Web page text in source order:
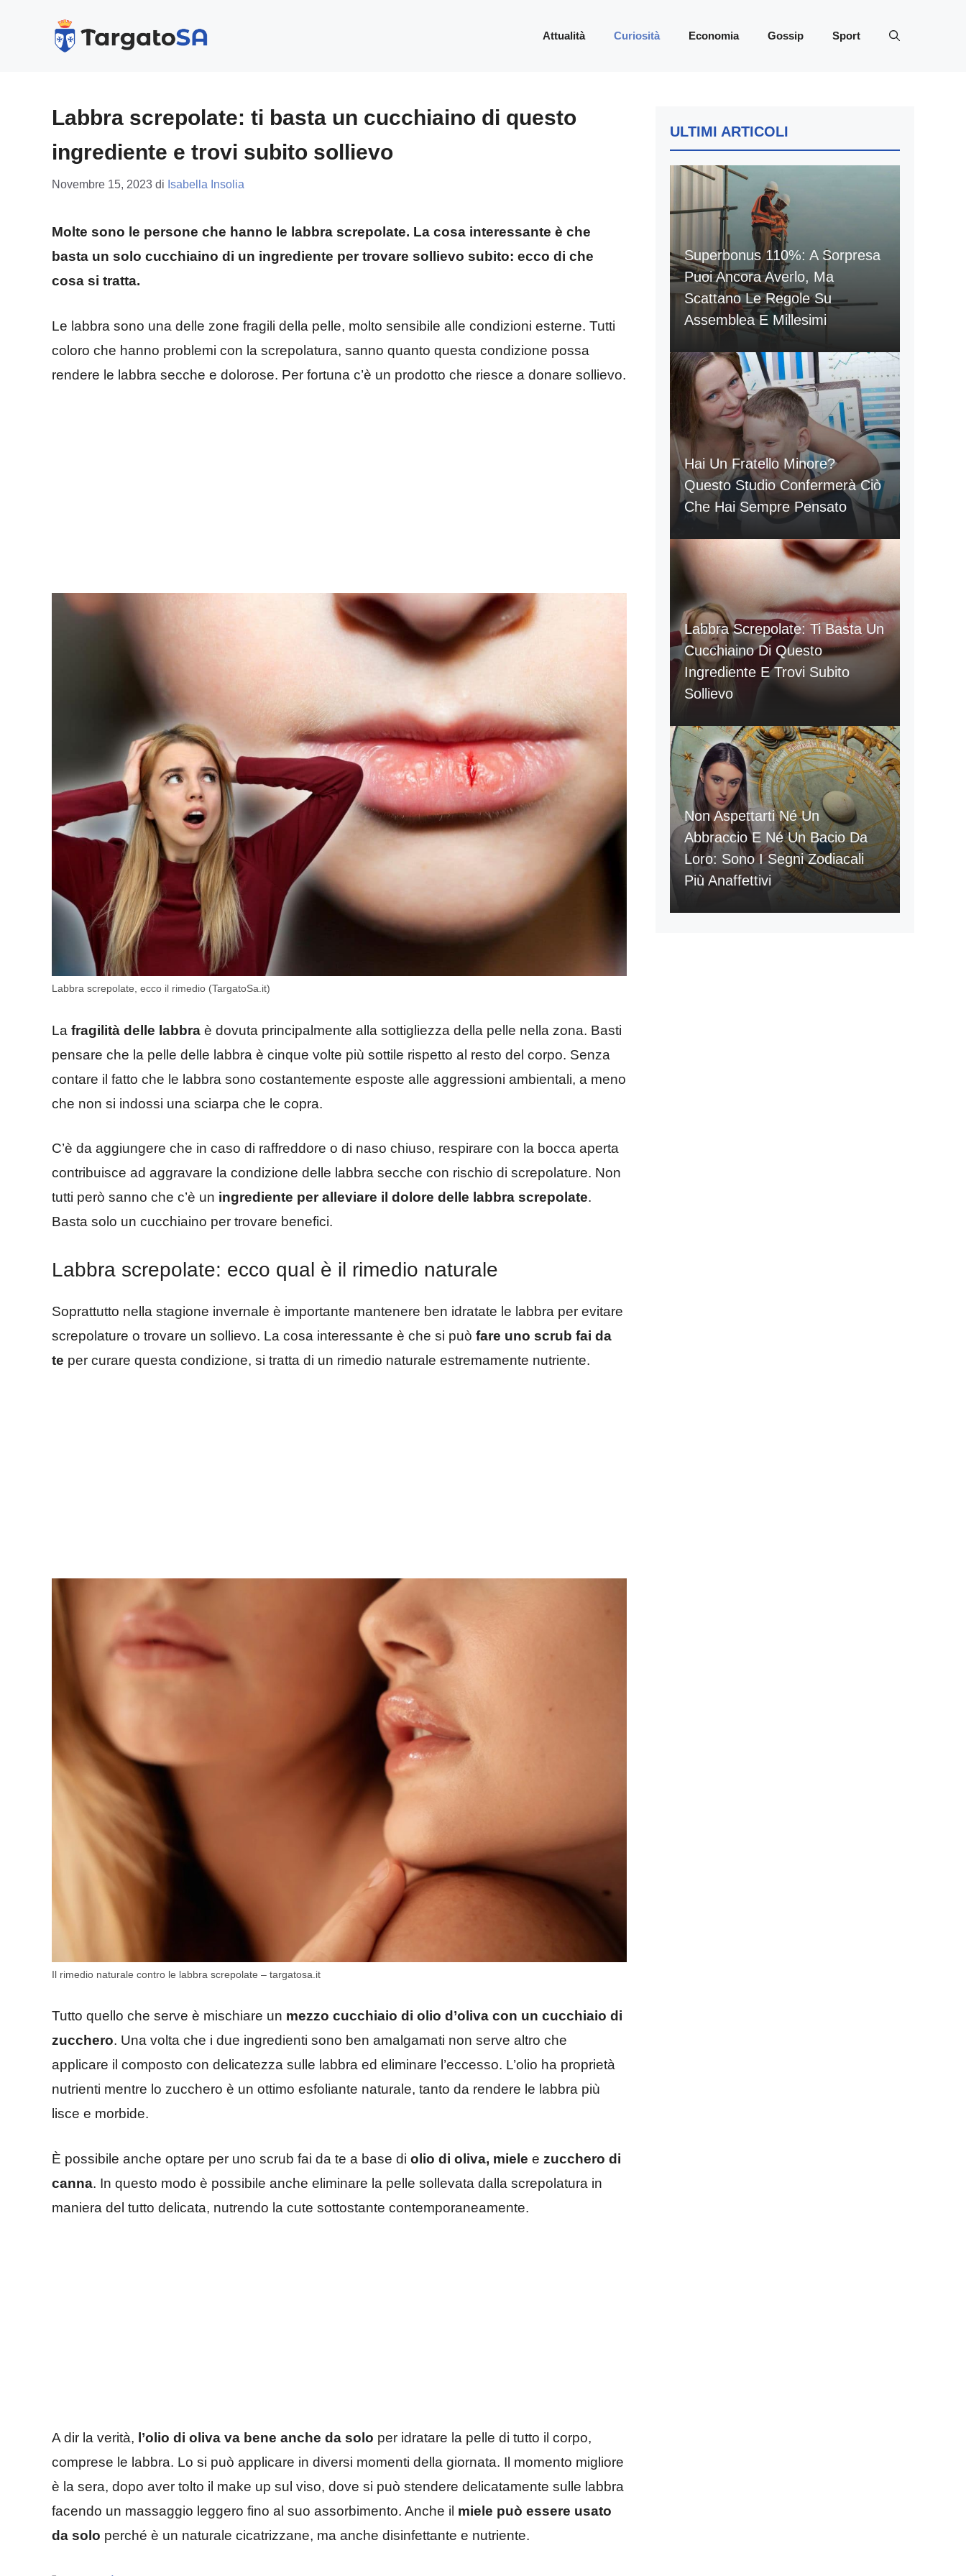
Attualità Curiosità Economia Gossip Sport
Labbra screpolate: ti basta un cucchiaino di questo
ingrediente e trovi subito sollievo
Novembre 15, 2023 di Isabella Insolia
Molte sono le persone che hanno le labbra screpolate. La cosa interessante è che
basta un solo cucchiaino di un ingrediente per trovare sollievo subito: ecco di che
cosa si tratta.
Le labbra sono una delle zone fragili della pelle, molto sensibile alle condizioni esterne. Tutti
coloro che hanno problemi con la screpolatura, sanno quanto questa condizione possa
rendere le labbra secche e dolorose. Per fortuna c’è un prodotto che riesce a donare sollievo.
Labbra screpolate, ecco il rimedio (TargatoSa.it)
La fragilità delle labbra è dovuta principalmente alla sottigliezza della pelle nella zona. Basti
pensare che la pelle delle labbra è cinque volte più sottile rispetto al resto del corpo. Senza
contare il fatto che le labbra sono costantemente esposte alle aggressioni ambientali, a meno
che non si indossi una sciarpa che le copra.
C’è da aggiungere che in caso di raffreddore o di naso chiuso, respirare con la bocca aperta
contribuisce ad aggravare la condizione delle labbra secche con rischio di screpolature. Non
tutti però sanno che c’è un ingrediente per alleviare il dolore delle labbra screpolate.
Basta solo un cucchiaino per trovare benefici.
Labbra screpolate: ecco qual è il rimedio naturale
Soprattutto nella stagione invernale è importante mantenere ben idratate le labbra per evitare
screpolature o trovare un sollievo. La cosa interessante è che si può fare uno scrub fai da
te per curare questa condizione, si tratta di un rimedio naturale estremamente nutriente.
Il rimedio naturale contro le labbra screpolate – targatosa.it
Tutto quello che serve è mischiare un mezzo cucchiaio di olio d’oliva con un cucchiaio di
zucchero. Una volta che i due ingredienti sono ben amalgamati non serve altro che
applicare il composto con delicatezza sulle labbra ed eliminare l’eccesso. L’olio ha proprietà
nutrienti mentre lo zucchero è un ottimo esfoliante naturale, tanto da rendere le labbra più
lisce e morbide.
È possibile anche optare per uno scrub fai da te a base di olio di oliva, miele e zucchero di
canna. In questo modo è possibile anche eliminare la pelle sollevata dalla screpolatura in
maniera del tutto delicata, nutrendo la cute sottostante contemporaneamente.
A dir la verità, l’olio di oliva va bene anche da solo per idratare la pelle di tutto il corpo,
comprese le labbra. Lo si può applicare in diversi momenti della giornata. Il momento migliore
è la sera, dopo aver tolto il make up sul viso, dove si può stendere delicatamente sulle labbra
facendo un massaggio leggero fino al suo assorbimento. Anche il miele può essere usato
da solo perché è un naturale cicatrizzane, ma anche disinfettante e nutriente.
ULTIMI ARTICOLI
Superbonus 110%: A Sorpresa
Puoi Ancora Averlo, Ma
Scattano Le Regole Su
Assemblea E Millesimi
Hai Un Fratello Minore?
Questo Studio Confermerà Ciò
Che Hai Sempre Pensato
Labbra Screpolate: Ti Basta Un
Cucchiaino Di Questo
Ingrediente E Trovi Subito
Sollievo
Non Aspettarti Né Un
Abbraccio E Né Un Bacio Da
Loro: Sono I Segni Zodiacali
Più Anaffettivi